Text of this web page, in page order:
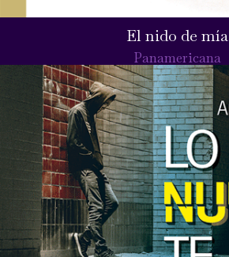
El nido de mía
Panamericana